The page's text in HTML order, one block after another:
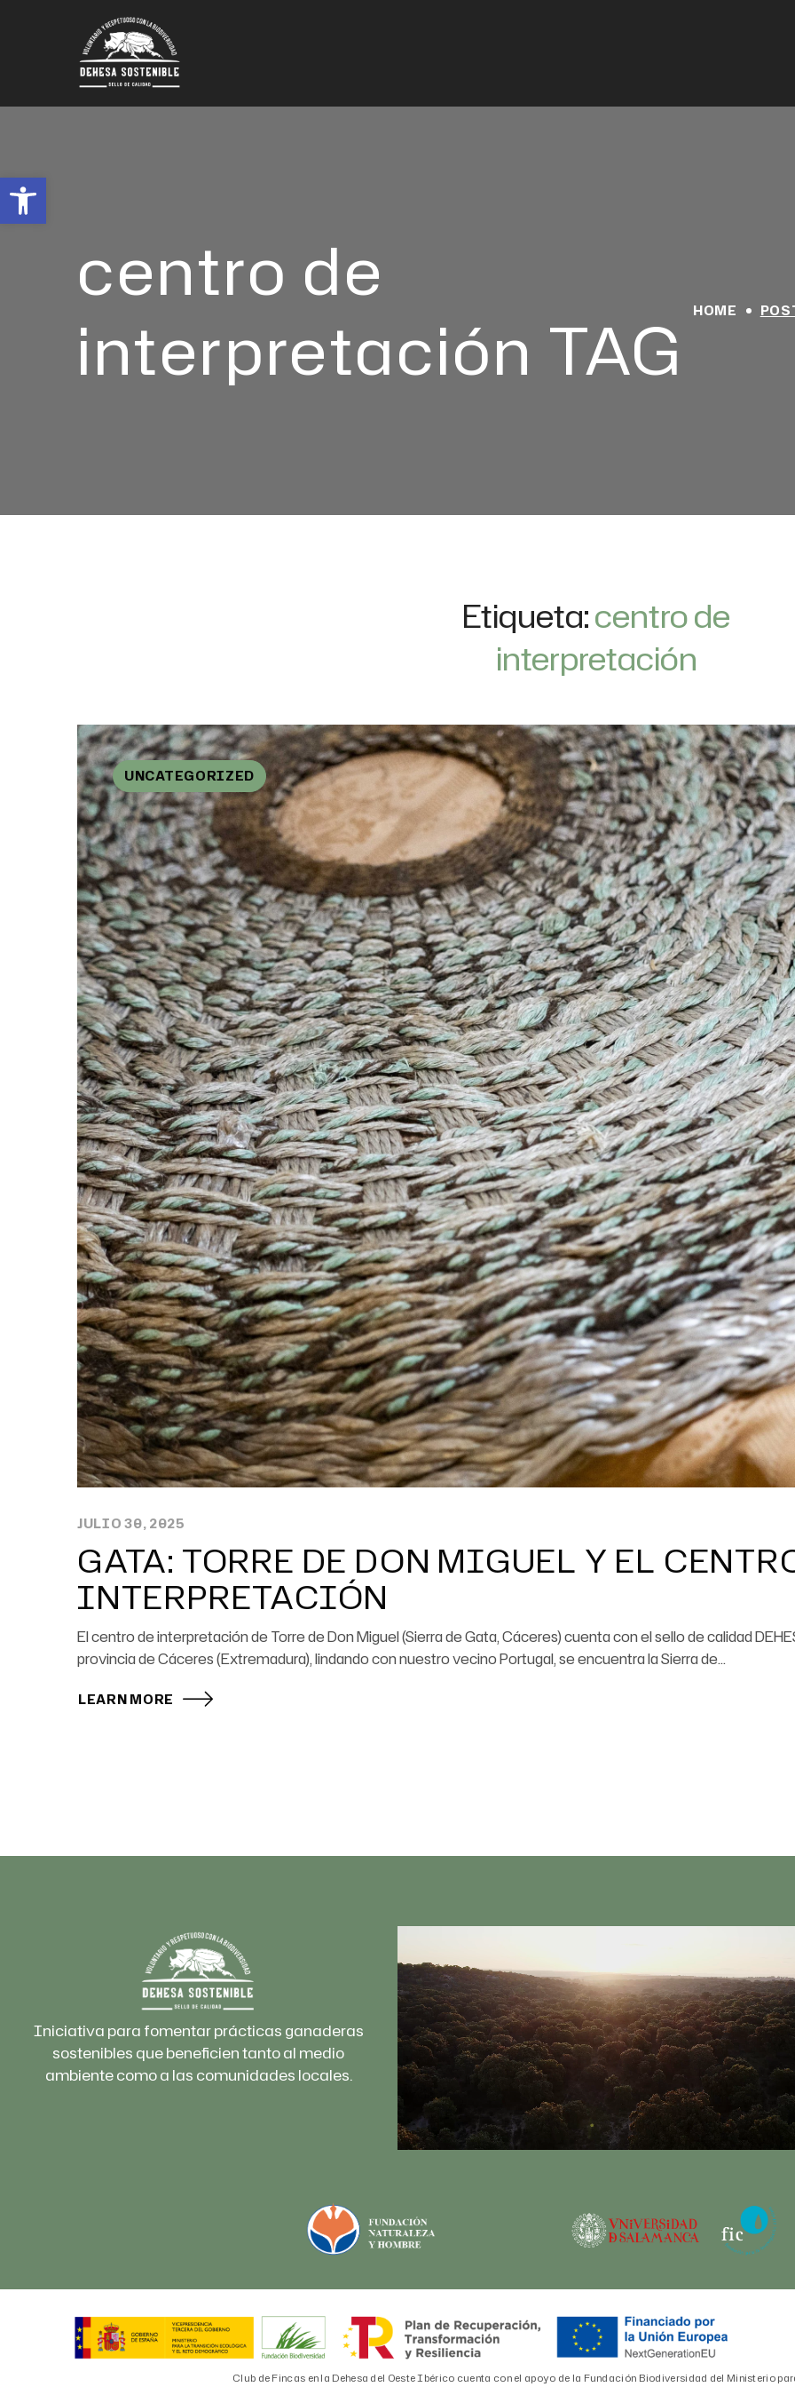
Abrir barra de herramientas
centro de
interpretación TAG
HOME
Etiqueta:centro de
interpretación
UNCATEGORIZED
JULIO 30, 2025
GATA: TORRE DE DON MIGUEL Y EL
INTERPRETACIÓN
El centro de interpretación de Torre de Don Miguel (Sierra de Gata, Cáceres) cuenta con el sello de calidad
provincia de Cáceres (Extremadura), lindando con nuestro vecino Portugal, se encuentra la Sierra de...
LEARN MORE
Iniciativa para fomentar prácticas ganaderas
sostenibles que beneficien tanto al medio
ambiente como a las comunidades locales.
Club de Fincas en la Dehesa del Oeste Ibérico cuenta con el apoyo de la Fundación Biodiversidad del Ministerio